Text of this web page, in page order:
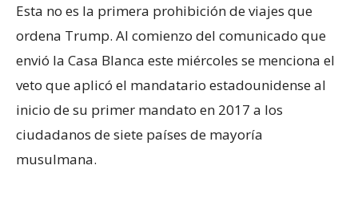
Esta no es la primera prohibición de viajes que
ordena Trump. Al comienzo del comunicado que
envió la Casa Blanca este miércoles se menciona el
veto que aplicó el mandatario estadounidense al
inicio de su primer mandato en 2017 a los
ciudadanos de siete países de mayoría
musulmana.